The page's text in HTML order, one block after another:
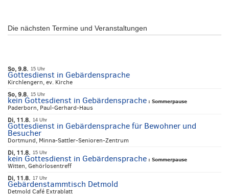
Die nächsten Termine und Veranstaltungen
So, 9.8. 15 Uhr
Gottesdienst in Gebärdensprache
Kirchlengern, ev. Kirche
So, 9.8. 15 Uhr
kein Gottesdienst in Gebärdensprache : Sommerpause
Paderborn, Paul-Gerhard-Haus
Di, 11.8. 14 Uhr
Gottesdienst in Gebärdensprache für Bewohner und
Besucher
Dortmund, Minna-Sattler-Senioren-Zentrum
Di, 11.8. 15 Uhr
kein Gottesdienst in Gebärdensprache : Sommerpause
Witten, Gehörlosentreff
Di, 11.8. 17 Uhr
Gebärdenstammtisch Detmold
Detmold Café Extrablatt